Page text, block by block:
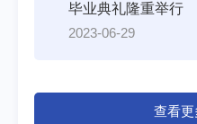
毕业典礼隆重举行
2023-06-29
查看更